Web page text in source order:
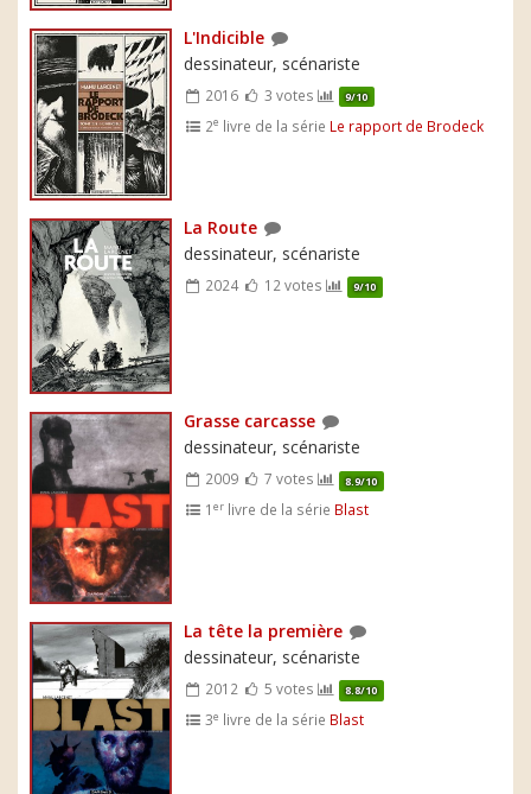
L'Indicible
dessinateur, scénariste
2016 3 votes 9/10
2e livre de la série Le rapport de Brodeck
La Route
dessinateur, scénariste
2024 12 votes 9/10
Grasse carcasse
dessinateur, scénariste
2009 7 votes 8.9/10
1er livre de la série Blast
La tête la première
dessinateur, scénariste
2012 5 votes 8.8/10
3e livre de la série Blast